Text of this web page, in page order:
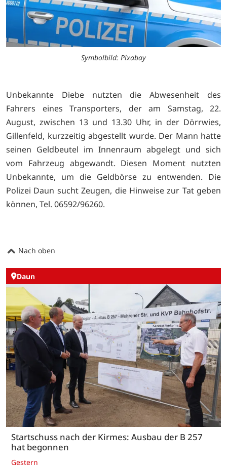
Symbolbild: Pixabay
Unbekannte Diebe nutzten die Abwesenheit des
Fahrers eines Transporters, der am Samstag, 22.
August, zwischen 13 und 13.30 Uhr, in der Dörrwies,
Gillenfeld, kurzzeitig abgestellt wurde. Der Mann hatte
seinen Geldbeutel im Innenraum abgelegt und sich
vom Fahrzeug abgewandt. Diesen Moment nutzten
Unbekannte, um die Geldbörse zu entwenden. Die
Polizei Daun sucht Zeugen, die Hinweise zur Tat geben
können, Tel. 06592/96260.
Nach oben
Daun
Startschuss nach der Kirmes: Ausbau der B 257
hat begonnen
Gestern